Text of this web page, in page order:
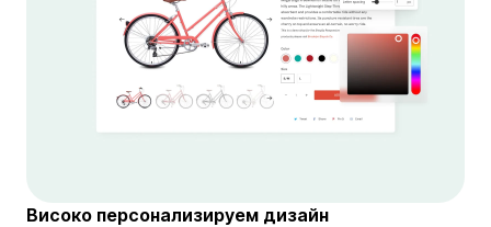
Високо персонализируем дизайн